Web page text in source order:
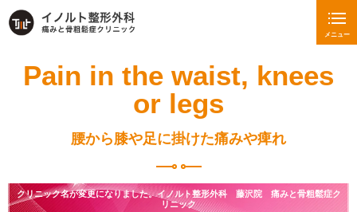
メニュー
Pain in the waist, knees
or legs
腰から膝や足に掛けた痛みや痺れ
クリニック名が変更になりました。イノルト整形外科 藤沢院 痛みと骨粗鬆症ク
リニック